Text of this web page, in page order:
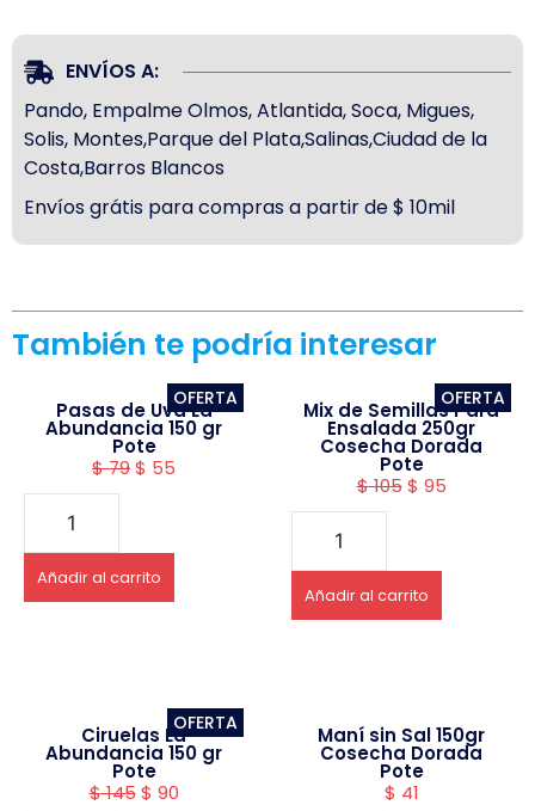
ENVÍOS A:
Pando, Empalme Olmos, Atlantida, Soca, Migues,
Solis, Montes,Parque del Plata,Salinas,Ciudad de la
Costa,Barros Blancos
Envíos grátis para compras a partir de $ 10mil
También te podría interesar
OFERTA
Pasas de Uva La
Abundancia 150 gr
Pote
$79$ 55
Añadir al carrito
OFERTA
Mix de Semillas Para
Ensalada 250gr
Cosecha Dorada
Pote
$105 $ 95
Añadir al carrito
OFERTA
Ciruelas La
Abundancia 150 gr
Pote
$145 $ 90
Maní sin Sal 150gr
Cosecha Dorada
Pote
$ 41